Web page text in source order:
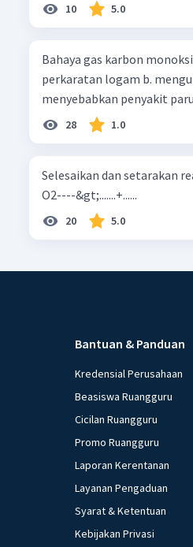
10 5.0
Bahaya gas karbon monoksida
perkaratan logam b. mengurangi kadar CO2 di udara c. merusak lapisan ozon d.
28 1.0
Selesaikan dan setarakan
O2----&gt;.......+......
20 5.0
Bantuan & Panduan
Kredensial Perusahaan
Beasiswa Ruangguru
Cicilan Ruangguru
Promo Ruangguru
Laporan Kerentanan
Layanan Pengaduan
Syarat & Ketentuan
Kebijakan Privasi